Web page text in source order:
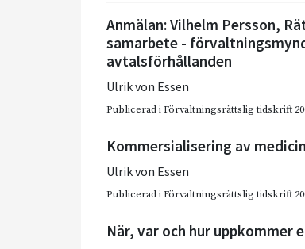
Anmälan: Vilhelm Persson,
samarbete -
avtalsförhållanden
Ulrik von Essen
Publicerad iFörvaltningsrättslig tidskrift
Kommersialisering av
Ulrik von Essen
Publicerad iFörvaltningsrättslig tidskrift
När, var och hur uppkommer